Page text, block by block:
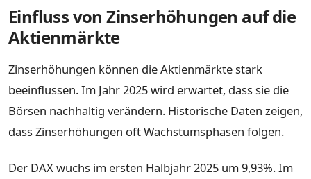
Einfluss von Zinserhöhungen auf die
Aktienmärkte
Zinserhöhungen können die Aktienmärkte stark
beeinflussen. Im Jahr 2025 wird erwartet, dass sie die
Börsen nachhaltig verändern. Historische Daten zeigen,
dass Zinserhöhungen oft Wachstumsphasen folgen.
Der DAX wuchs im ersten Halbjahr 2025 um 9,93%. Im